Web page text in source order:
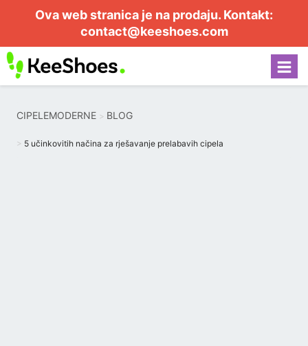
Ova web stranica je na prodaju. Kontakt:
contact@keeshoes.com
CIPELEMODERNE BLOG
5 učinkovitih načina za rješavanje prelabavih cipela